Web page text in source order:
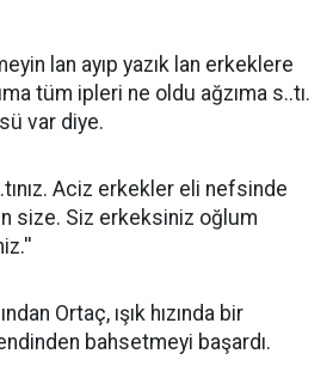
lan ayıp yazık lan erkeklere
tüm ipleri ne oldu ağzıma s..tı.
var diye.
Aciz erkekler eli nefsinde
size. Siz erkeksiniz oğlum
Ortaç, ışık hızında bir
bahsetmeyi başardı.